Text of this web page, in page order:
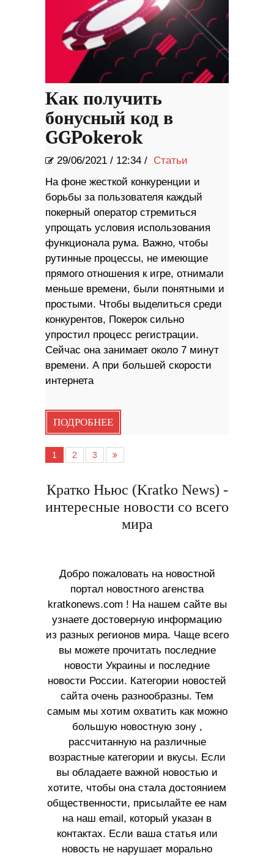
Как получить
бонусный код в
GGPokerok
29/06/2021 / 12:34 / Статьи
На фоне жесткой конкуренции и
борьбы за пользователя каждый
покерный оператор стремиться
упрощать условия использования
функционала рума. Важно, чтобы
рутинные процессы, не имеющие
прямого отношения к игре, отнимали
меньше времени, были понятными и
простыми. Чтобы выделиться среди
конкурентов, Покерок сильно
упростил процесс регистрации.
Сейчас она занимает около 7 минут
времени. А при большей скорости
интернета
ПОДРОБНЕЕ
1 2 3
Кратко Ньюс (Kratko News) -
интересные новости со всего
мира
Добро пожаловать на новостной
портал новостного агенства
kratkonews.com ! На нашем сайте вы
узнаете достоверную информацию
из разных регионов мира. Чаще всего
вы можете прочитать последние
новости Украины и последние
новости России. Категории новостей
сайта очень разнообразны. Тем
самым мы хотим охватить как можно
большую новостную зону ,
рассчитанную на различные
возрастные категории и вкусы. Если
вы обладаете важной новостью и
хотите, чтобы она стала достоянием
общественности, присылайте ее нам
на наш email, который указан в
контактах. Если ваша статья или
новость не нарушает морально